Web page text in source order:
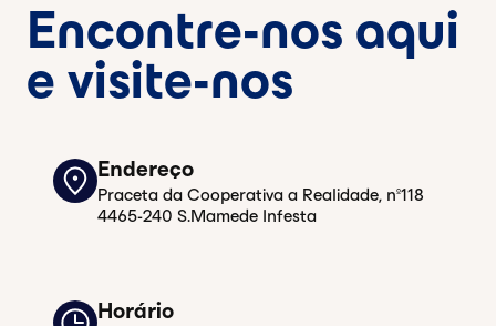
Encontre-nos aqui
e visite-nos
Endereço
Praceta da Cooperativa a Realidade, nº118
4465-240 S.Mamede Infesta
Horário